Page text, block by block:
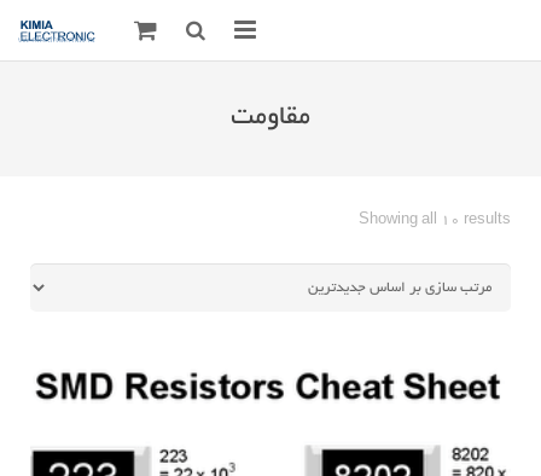
مقاومت
Showing all 10 results